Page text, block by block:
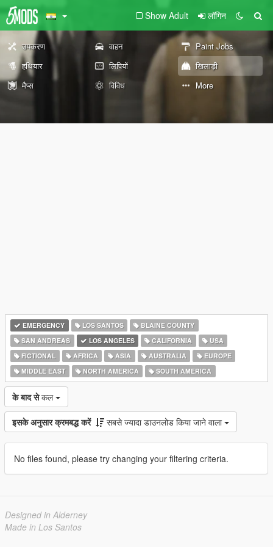
Show Adult लॉगिन
उपकरण वाहन
Paint Jobs
हथियार
लिपियों
खिलाड़ी
मैप्स
विविध More
EMERGENCY LOS SANTOS
BLAINE COUNTY
SAN ANDREAS
LOS ANGELES CALIFORNIA
USA
FICTIONAL
AFRICA ASIA AUSTRALIA
EUROPE
MIDDLE EAST
NORTH AMERICA SOUTH AMERICA
के बाद से कल
इसके अनुसार क्रमबद्ध करें सबसे ज्यादा डाउनलोड किया जाने वाला
No files found, please try changing your filtering criteria.
Designed in Alderney
Made in Los Santos